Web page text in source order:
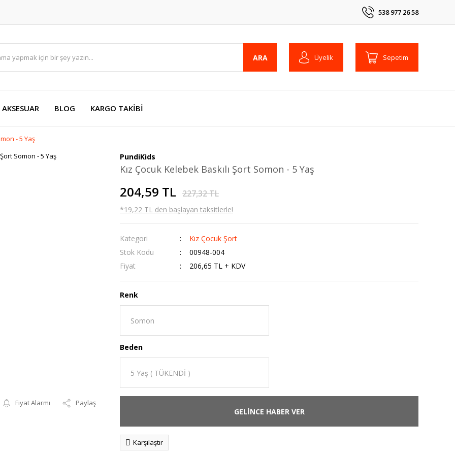
538 977 26 58
ARA Üyelik Sepetim
AKSESUAR BLOG KARGO TAKİBİ
- 5 Yaş
Fiyat Alarmı Paylaş
PundiKids
Kız Çocuk Kelebek Baskılı Şort Somon - 5 Yaş
204,59 TL 227,32 TL
*19,22 TL den başlayan taksitlerle!
Kategori
Kız Çocuk Şort
Stok Kodu
00948-004
Fiyat
206,65 TL + KDV
Renk
Beden
GELİNCE HABER VER
Karşılaştır